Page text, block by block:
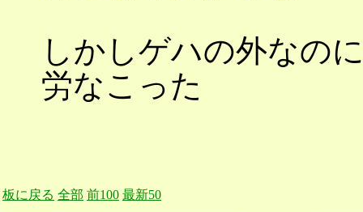
しかしゲハの外なの
労なこった
板に戻る 全部 前100 最新50